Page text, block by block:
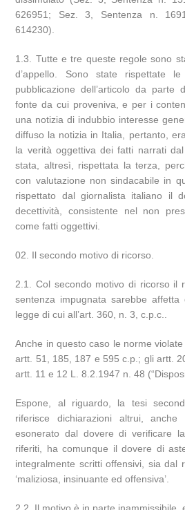
626951; Sez. 3, Sentenza n.
614230).
1.3. Tutte e tre queste regole sono
d’appello. Sono state rispettate
pubblicazione dell’articolo da parte
fonte da cui proveniva, e per i
una notizia di indubbio interesse
diffuso la notizia in Italia, pertanto,
la verità oggettiva dei fatti narrati
stata, altresì, rispettata la terza,
con valutazione non sindacabile in
rispettato dal giornalista italiano il
decettività, consistente nel non
come fatti oggettivi.
Il secondo motivo di ricorso.
2.1. Col secondo motivo di ricorso il
sentenza impugnata sarebbe
legge di cui all’art. 360, n. 3, c.p.c..
Anche in questo caso le norme
artt. 51, 185, 187 e 595 c.p.; gli artt.
artt. 11 e 12 L. 8.2.1947 n. 48
Espone, al riguardo, la tesi
riferisce dichiarazioni altrui,
esonerato dal dovere di verificare
riferiti, ha comunque il dovere di
integralmente scritti offensivi, sia dal
‘maliziosa, insinuante ed offensiva’.